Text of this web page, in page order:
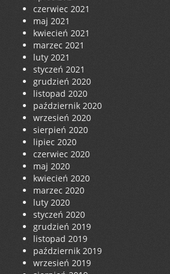
czerwiec 2021
maj 2021
kwiecień 2021
marzec 2021
luty 2021
styczeń 2021
grudzień 2020
listopad 2020
październik 2020
wrzesień 2020
sierpień 2020
lipiec 2020
czerwiec 2020
maj 2020
kwiecień 2020
marzec 2020
luty 2020
styczeń 2020
grudzień 2019
listopad 2019
październik 2019
wrzesień 2019